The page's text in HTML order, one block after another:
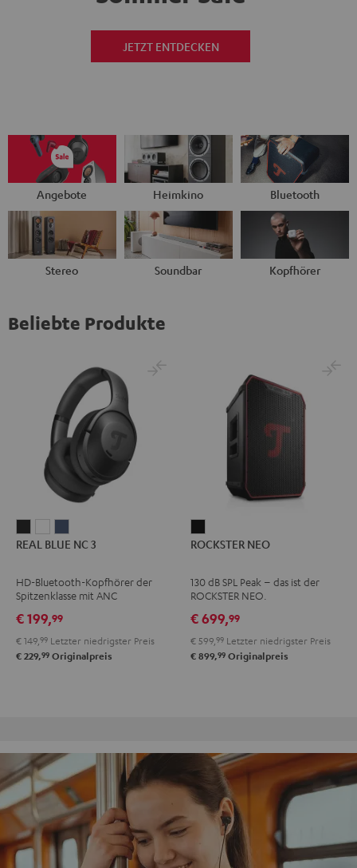
JETZT ENTDECKEN
Angebote Heimkino Bluetooth
Stereo Soundbar Kopfhörer
Beliebte Produkte
BLUE
3
Night
Black
BLUE
3
Pearl
White
BLUE
3
Steel
REAL BLUE NC 3
HD-Bluetooth-Kopfhörer der
Spitzenklasse mit ANC
€ 199,99
€ 149, 99 Letzter niedrigster Preis
€ 229,99 Originalpreis
NEO
ROCKSTER NEO
130 dB SPL Peak – das ist der
ROCKSTER NEO.
€ 699,99
€ 599, 99 Letzter niedrigster Preis
€ 899,99 Originalpreis